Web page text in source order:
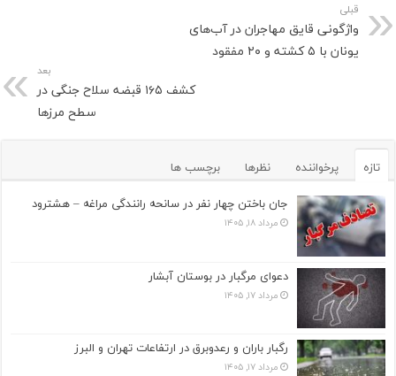
قبلی
واژگونی قایق مهاجران در آب‌های
یونان با ۵ کشته و ۲۰ مفقود
بعد
کشف ۱۶۵ قبضه سلاح جنگی در
سطح مرز‌ها
تازه پرخواننده نظرها
برچسب ها
جان باختن چهار نفر در سانحه رانندگی مراغه – هشترود
مرداد ۱۸, ۱۴۰۵
دعوای مرگبار در بوستان آبشار
مرداد ۱۷, ۱۴۰۵
رگبار باران و رعدوبرق در ارتفاعات تهران و البرز
مرداد ۱۷, ۱۴۰۵